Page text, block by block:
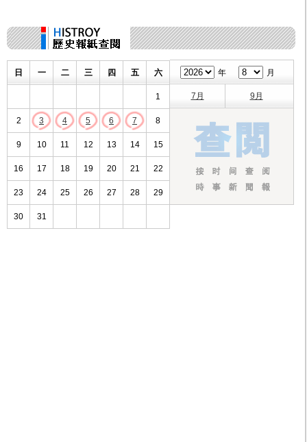
日 一 二 三 四 五 六
1
2 3 4 5 6 7 8
9 10 11 12 13 14 15
16 17 18 19 20 21 22
23 24 25 26 27 28 29
30 31
年 月
7月 9月